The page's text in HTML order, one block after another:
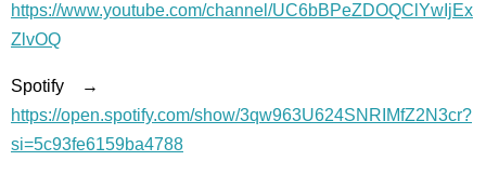
https://www.youtube.com/channel/UC6bBPeZDOQClYwIjEx
ZlvOQ
Spotify →
https://open.spotify.com/show/3qw963U624SNRIMfZ2N3cr?
si=5c93fe6159ba4788